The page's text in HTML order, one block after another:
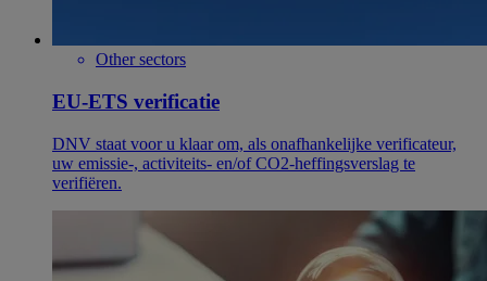
Other sectors
EU-ETS verificatie
DNV staat voor u klaar om, als onafhankelijke verificateur,
uw emissie-, activiteits- en/of CO2-heffingsverslag te
verifiëren.